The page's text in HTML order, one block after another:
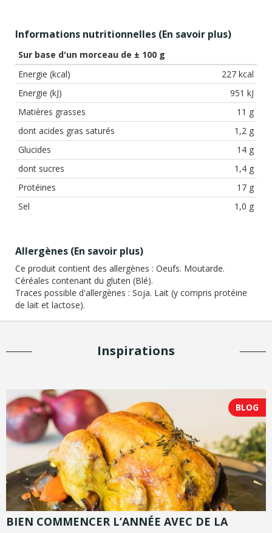
Informations nutritionnelles (En savoir plus)
Sur base d'un morceau de ± 100 g
Energie (kcal)
227 kcal
Energie (kJ)
951 kJ
Matières grasses
11 g
dont acides gras saturés
1,2 g
Glucides
14 g
dont sucres
1,4 g
Protéines
17 g
Sel
1,0 g
Allergènes (En savoir plus)
Ce produit contient des allergènes : Oeufs. Moutarde.
Céréales contenant du gluten (Blé).
Traces possible d'allergènes : Soja. Lait (y compris protéine
de lait et lactose).
Inspirations
BLOG
BIEN COMMENCER L’ANNÉE AVEC DE LA